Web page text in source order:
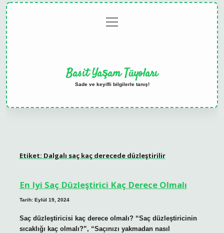
menüyü
aç
Basit Yaşam Tüyoları
Sade ve keyifli bilgilerle tanış!
Etiket: Dalgalı saç kaç derecede düzleştirilir
En Iyi Saç Düzleştirici Kaç Derece Olmalı
Tarih: Eylül 19, 2024
Saç düzleştiricisi kaç derece olmalı? “Saç düzleştiricinin
sıcaklığı kaç olmalı?”, “Saçınızı yakmadan nasıl